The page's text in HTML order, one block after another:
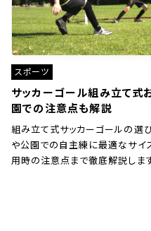
スポーツ
サッカーゴール組み立て式
園での注意点も解説
組み立て式サッカーゴールの選
や公園での自主練に最適なサイ
用時の注意点まで徹底解説します